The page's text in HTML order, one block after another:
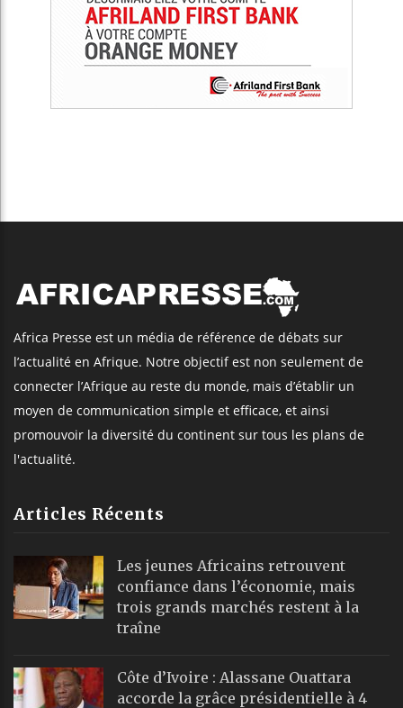
Africa Presse est un média de référence de débats sur
l’actualité en Afrique. Notre objectif est non seulement de
connecter l’Afrique au reste du monde, mais d’établir un
moyen de communication simple et efficace, et ainsi
promouvoir la diversité du continent sur tous les plans de
l'actualité.
Articles Récents
Les jeunes Africains retrouvent
confiance dans l’économie, mais
trois grands marchés restent à la
traîne
Côte d’Ivoire : Alassane Ouattara
accorde la grâce présidentielle à 4